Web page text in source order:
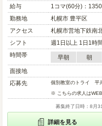
給与
1コマ(60分)：
勤務地
札幌市 豊平区
アクセス
札幌市営地下鉄南
シフト
週1日以上 1日1時
時間帯
早朝 朝
面接地
応募先
個別教室のトライ 平
※ こちらの求人は
募集終了日時：8月
詳細を見る